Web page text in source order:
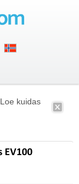
kuidas
EV100